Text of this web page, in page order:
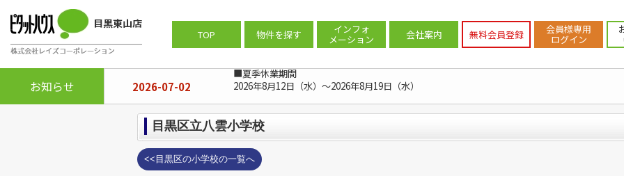
TOP 物件を探す インフォ
メーション 会社案内 無料会員登録 会員様専用
ログイン
お知らせ 2026-07-02
■夏季休業期間
2026年8月12日（水）～2026年8月19日（水）
目黒区立八雲小学校
<<目黒区の小学校の一覧へ